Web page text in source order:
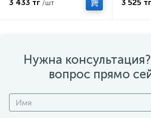
3 433 тг /шт 3 525 тг
Нужна
вопрос прямо